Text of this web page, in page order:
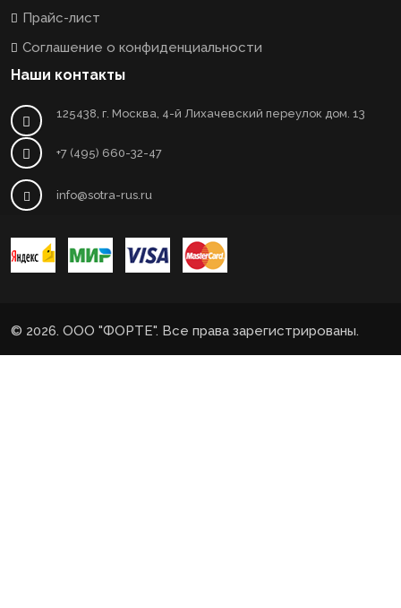
Прайс-лист
Соглашение о конфиденциальности
Наши контакты
125438, г. Москва, 4-й Лихачевский переулок дом. 13
+7 (495) 660-32-47
info@sotra-rus.ru
© 2026. ООО "ФОРТЕ". Все права зарегистрированы.